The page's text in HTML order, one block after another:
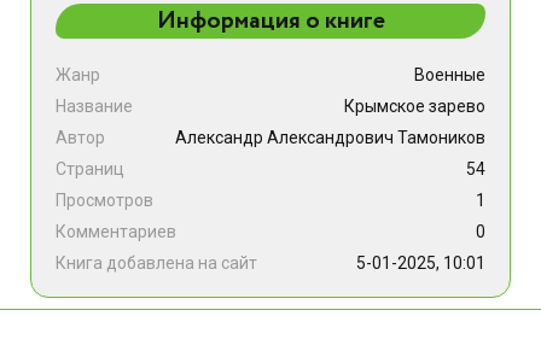
Информация о книге
Жанр
Военные
Название
Крымское зарево
Автор
Александр Александрович Тамоников
Страниц
54
Просмотров
1
Комментариев
0
Книга добавлена на сайт
5-01-2025, 10:01